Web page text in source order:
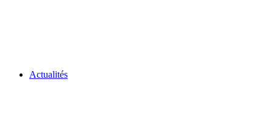
Actualités